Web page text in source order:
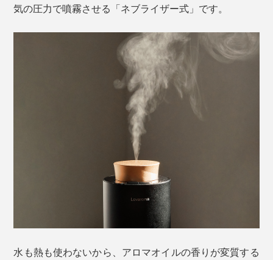
気の圧力で噴霧させる「ネブライザー式」です。
水も熱も使わないから、アロマオイルの香りが変質する